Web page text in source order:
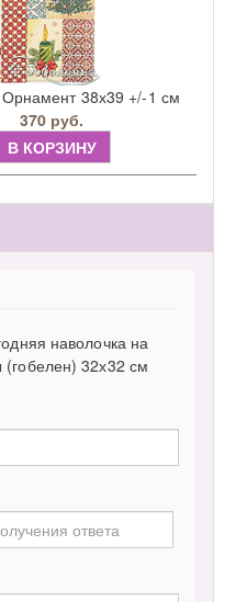
38х39 +/-1 см
370 руб.
В КОРЗИНУ
наволочка на
32х32 см